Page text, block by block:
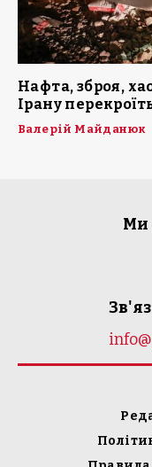
Нафта, зброя,
Ірану
Валерій Майданюк
Ми